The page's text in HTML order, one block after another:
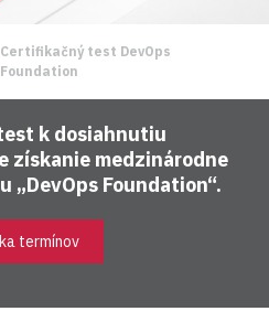
Certifikačný test DevOps
Foundation
k dosiahnutiu
získanie medzinárodne
Foundation“.
termínov